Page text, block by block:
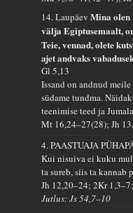
14. LaupäevMina olen
välja Egiptusemaalt,
Teie, vennad, olete
ajet andvaks
Gl 5,13
Issand on andnud
südame tundma.
teenimise teed ja
Mt 16,24–27(28); Jh
4. PAASTUAJA
Kui nisuiva ei kuku
ta sureb, siis ta
Jh 12,20–24; 2Kr
Jutlus: Js 54,7–10